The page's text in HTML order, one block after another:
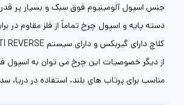
جنس اسپول آلومینیوم فوق سبک و بسیار پر
دسته پایه و اسپول چرخ تماماً از فلز مقاوم در
کلاچ دارای گیربکس و دارای سیستم ANTI REVERSE یا ضد بازگشت درجا و همچنین MULTI DISC FRONT DRAG یا دیسک های چندگانه کلاچ و نیز تکنولوژی AVS-ANTI VIBRO SYSTEM یا سیستم ضد لرزش است.
از دیگر خصوصیات این چرخ می توان به اسپول
مناسب برای پرتاب های بلند، استفاده در دریا،